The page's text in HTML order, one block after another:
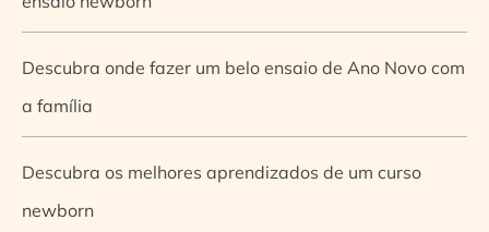
Descubra onde fazer um belo ensaio de Ano Novo com
a família
Descubra os melhores aprendizados de um curso
newborn